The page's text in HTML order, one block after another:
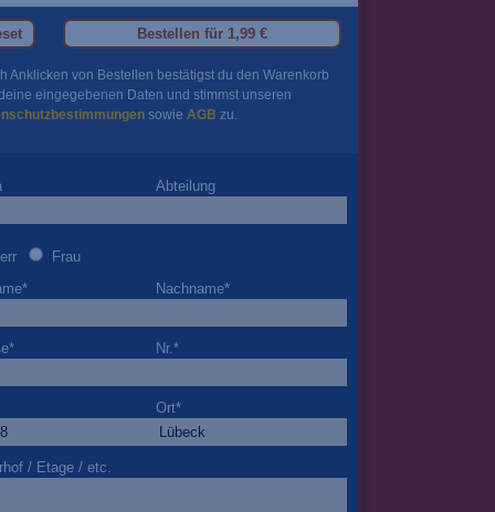
Bestellen für 1,99 €
Anklicken von Bestellen bestätigst du den Warenkorb
eingegebenen Daten und stimmst unseren
sowie AGB zu.
Abteilung
Frau
* Nachname*
* Nr.*
Ort*
/ Etage / etc.